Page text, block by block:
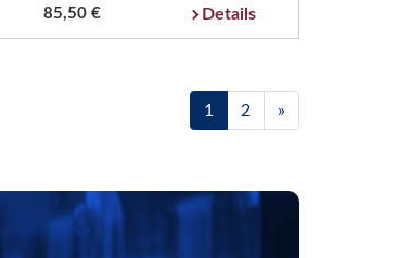
85,50 € Details
1 2 »